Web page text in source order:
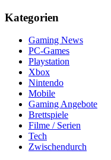
Kategorien
Gaming News
PC-Games
Playstation
Xbox
Nintendo
Mobile
Gaming Angebote
Brettspiele
Filme / Serien
Tech
Zwischendurch